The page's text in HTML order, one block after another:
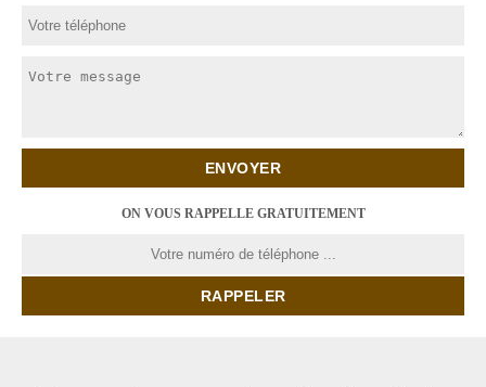
ON VOUS RAPPELLE GRATUITEMENT